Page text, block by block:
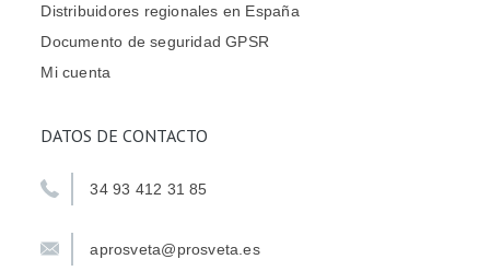
Distribuidores regionales en España
Documento de seguridad GPSR
Mi cuenta
DATOS DE CONTACTO
34 93 412 31 85
aprosveta@prosveta.es